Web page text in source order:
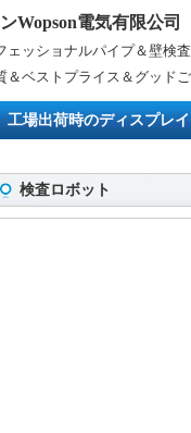
Wopson電気有限公司
ェッショナルパイプ＆壁検
＆ベストプライス＆グッド
工場出荷時のディスプレイ
検査ロボット